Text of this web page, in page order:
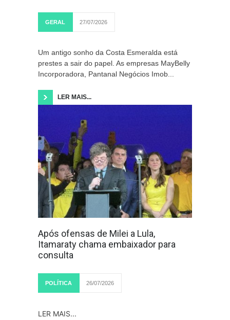
GERAL 27/07/2026
Um antigo sonho da Costa Esmeralda está
prestes a sair do papel. As empresas MayBelly
Incorporadora, Pantanal Negócios Imob...
LER MAIS...
Após ofensas de Milei a Lula,
Itamaraty chama embaixador para
consulta
POLÍTICA 26/07/2026
LER MAIS...